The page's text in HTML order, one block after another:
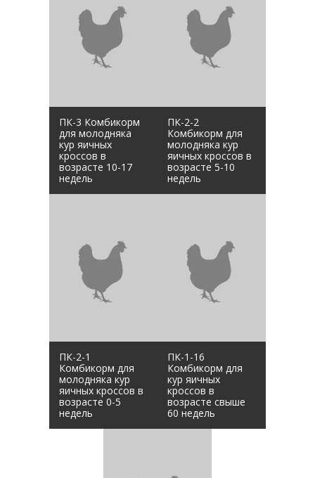
ПК-3 Комбикорм
для молодняка
кур яичных
кроссов в
возрасте 10-17
недель
ПК-2-2
Комбикорм для
молодняка кур
яичных кроссов в
возрасте 5-10
недель
ПК-2-1
Комбикорм для
молодняка кур
яичных кроссов в
возрасте 0-5
недель
ПК-1-16
Комбикорм для
кур яичных
кроссов в
возрасте свыше
60 недель